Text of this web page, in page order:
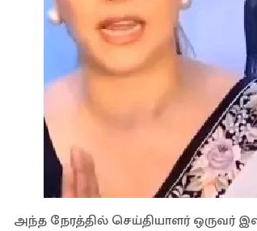
அந்த நேரத்தில் செய்தியாளர் ஒருவர்